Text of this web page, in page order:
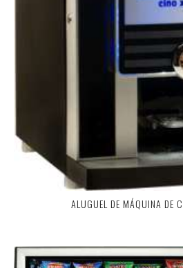
ALUGUEL DE MÁQUINA DE